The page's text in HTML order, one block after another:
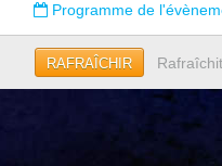
Programme de
RAFRAÎCHIR